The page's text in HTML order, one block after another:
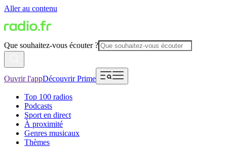
Aller au contenu
Que souhaitez-vous écouter ?
Ouvrir l'appDécouvrir Prime
Top 100 radios
Podcasts
Sport en direct
À proximité
Genres musicaux
Thèmes